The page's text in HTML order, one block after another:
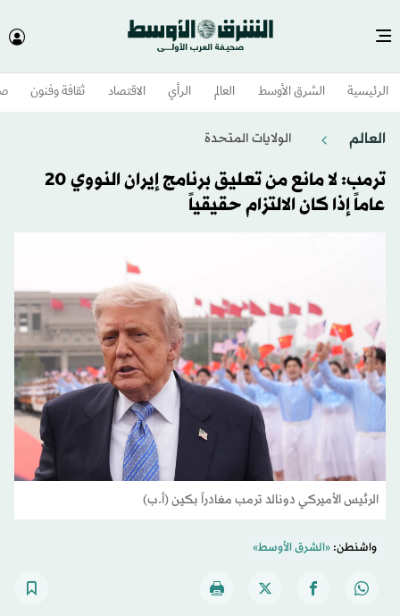
الرئيسية الشرق الأوسط​ العالم الرأي الاقتصاد ثقافة وفنون
العالم الولايات المتحدة​
ترمب: لا مانع من تعليق برنامج إيران النووي 20
عاماً إذا كان الالتزام حقيقياً
الرئيس الأميركي دونالد ترمب مغادراً بكين (أ.ب)
واشنطن:«الشرق الأوسط»